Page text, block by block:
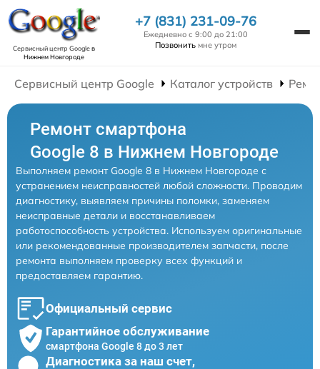
Сервисный центр Googleв
Нижнем Новгороде
+7 (831) 231-09-76
Ежедневно с 9:00 до 21:00
Позвонить мне утром
Сервисный центр Google Каталог устройств
Ремонт смартфона
Google 8 в Нижнем Новгороде
Выполняем ремонт Google 8 в Нижнем Новгороде с
устранением неисправностей любой сложности. Проводим
диагностику, выявляем причины поломки, заменяем
неисправные детали и восстанавливаем
работоспособность устройства. Используем оригинальные
или рекомендованные производителем запчасти, после
ремонта выполняем проверку всех функций и
предоставляем гарантию.
Официальный сервис
Гарантийное обслуживание
смартфона Google 8 до 3 лет
Диагностика за наш счет,